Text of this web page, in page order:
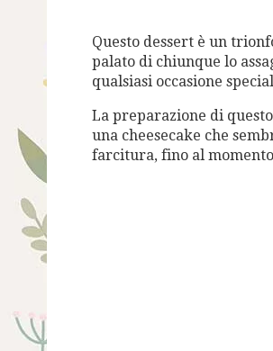
Questo dessert è un
palato di chiunque lo
qualsiasi occasione
La preparazione di
una cheesecake che
farcitura, fino al